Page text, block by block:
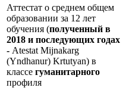
Аттестат о среднем общем
образовании за 12 лет
обучения (полученный в
2018 и последующих годах
- Atestat Mijnakarg
(Yndhanur) Krtutyan) в
классе гуманитарного
профиля